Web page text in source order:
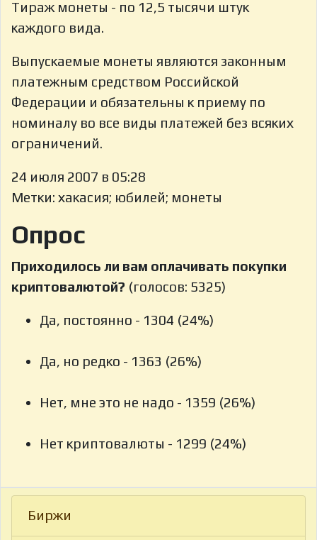
Тираж монеты - по 12,5 тысячи штук
каждого вида.
Выпускаемые монеты являются законным
платежным средством Российской
Федерации и обязательны к приему по
номиналу во все виды платежей без всяких
ограничений.
24 июля 2007 в 05:28
Метки: хакасия; юбилей; монеты
Опрос
Приходилось ли вам оплачивать покупки
криптовалютой? (голосов: 5325)
Да, постоянно - 1304 (24%)
Да, но редко - 1363 (26%)
Нет, мне это не надо - 1359 (26%)
Нет криптовалюты - 1299 (24%)
Биржи